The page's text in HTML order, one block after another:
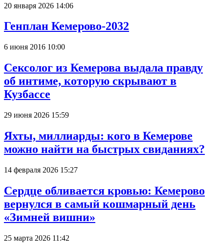
20 января 2026 14:06
Генплан Кемерово-2032
6 июня 2016 10:00
Сексолог из Кемерова выдала правду
об интиме, которую скрывают в
Кузбассе
29 июня 2026 15:59
Яхты, миллиарды: кого в Кемерове
можно найти на быстрых свиданиях?
14 февраля 2026 15:27
Сердце обливается кровью: Кемерово
вернулся в самый кошмарный день
«Зимней вишни»
25 марта 2026 11:42